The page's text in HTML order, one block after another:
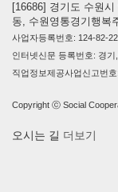
[16686] 경기도 수원
동, 수원영통경기행복
사업자등록번호: 124-82-
인터넷신문 등록번호: 경기
직업정보제공사업신고번
Copyright ⓒ Social
오시는 길 더보기